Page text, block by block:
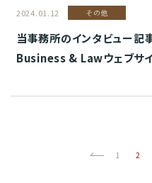
2024.01.12 その他
当事務所のインタビュー
Business & Lawウェブサイ
前へ1 2